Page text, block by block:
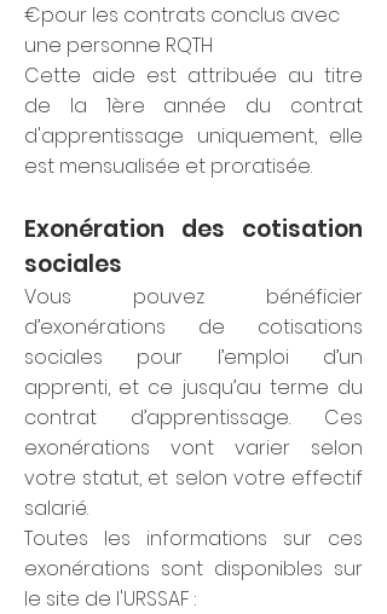
€pour les contrats conclus avec
une personne RQTH
Cette aide est attribuée au titre
de la 1ère année du contrat
d'apprentissage uniquement, elle
est mensualisée et proratisée.
Exonération des cotisation
sociales
​Vous pouvez bénéficier
d’exonérations de cotisations
sociales pour l’emploi d’un
apprenti, et ce jusqu’au terme du
contrat d’apprentissage. Ces
exonérations vont varier selon
votre statut, et selon votre effectif
salarié.
Toutes les informations sur ces
exonérations sont disponibles sur
le site de l'URSSAF :